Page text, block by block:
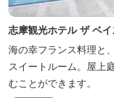
志摩観光ホテル ザ ベイ
海の幸フランス料理と
スイートルーム。屋上
むことができます。